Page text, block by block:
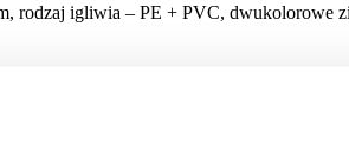
rodzaj igliwia – PE + PVC, dwukolorowe